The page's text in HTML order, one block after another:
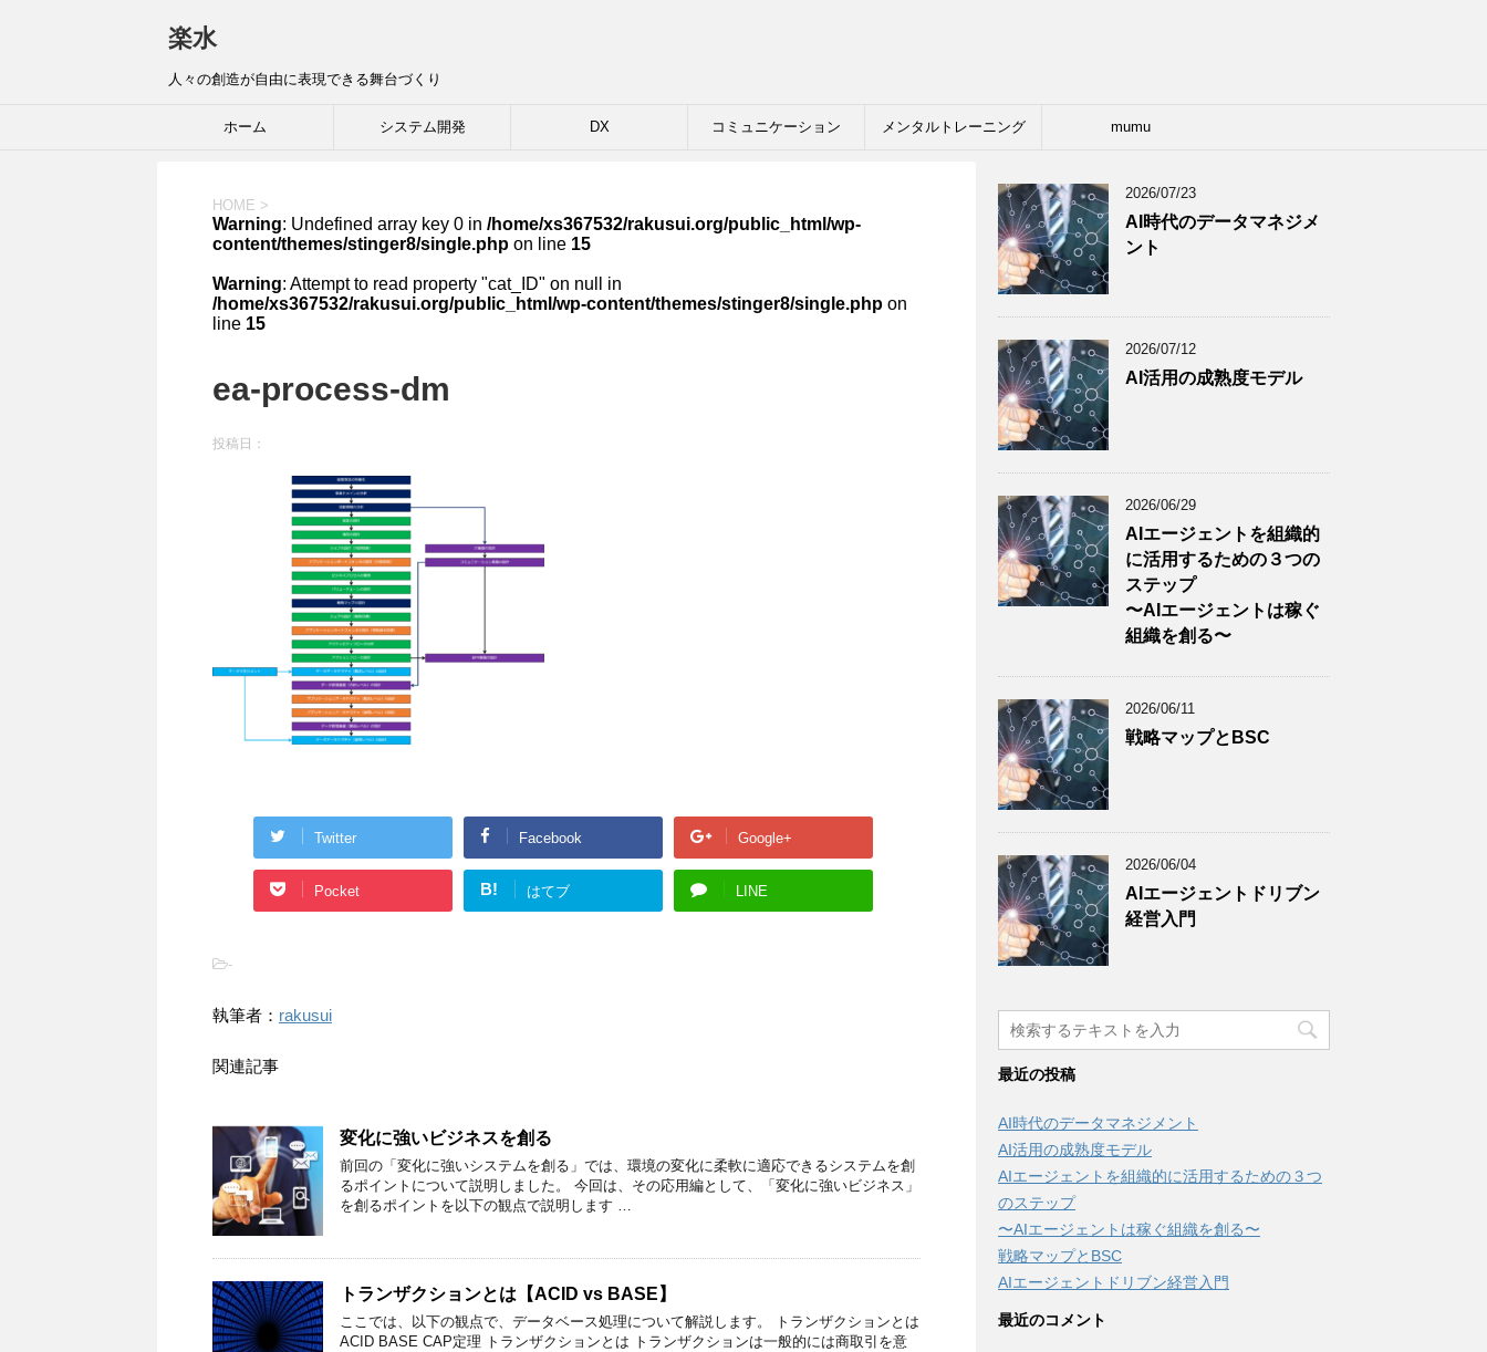
楽水
人々の創造が自由に表現できる舞台づくり
ホーム システム開発 DX コミュニケーション メンタルトレーニング mumu
HOME >
Warning: Undefined array key 0 in /home/xs367532/rakusui.org/public_html/wp-
content/themes/stinger8/single.php on line 15
Warning: Attempt to read property "cat_ID" on null in
/home/xs367532/rakusui.org/public_html/wp-content/themes/stinger8/single.php on
line 15
ea-process-dm
投稿日：
Twitter Facebook Google+
Pocket B! はてブ LINE
-
執筆者： rakusui
関連記事
変化に強いビジネスを創る
前回の「変化に強いシステムを創る」では、環境の変化に柔軟に適応できるシステムを創
るポイントについて説明しました。 今回は、その応用編として、「変化に強いビジネス」
を創るポイントを以下の観点で説明します …
トランザクションとは【ACID vs BASE】
ここでは、以下の観点で、データベース処理について解説します。 トランザクションとは
ACID BASE CAP定理 トランザクションとは トランザクションは一般的には商取引を意
2026/07/23
AI時代のデータマネジメ
ント
2026/07/12
AI活用の成熟度モデル
2026/06/29
AIエージェントを組織的
に活用するための３つの
ステップ
〜AIエージェントは稼ぐ
組織を創る〜
2026/06/11
戦略マップとBSC
2026/06/04
AIエージェントドリブン
経営入門
最近の投稿
AI時代のデータマネジメント
AI活用の成熟度モデル
AIエージェントを組織的に活用するための３つ
のステップ
〜AIエージェントは稼ぐ組織を創る〜
戦略マップとBSC
AIエージェントドリブン経営入門
最近のコメント